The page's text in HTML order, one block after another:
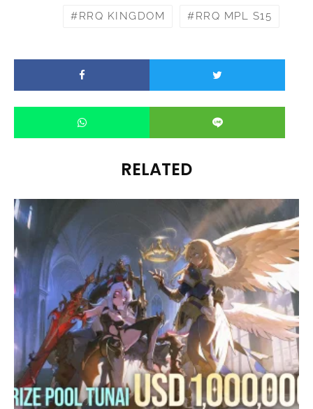
RRQ KINGDOM RRQ MPL S15
RELATED